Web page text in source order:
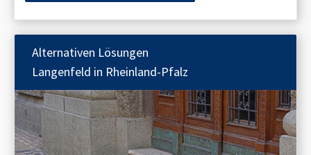
Alternativen Lösungen
Langenfeld in Rheinland-Pfalz